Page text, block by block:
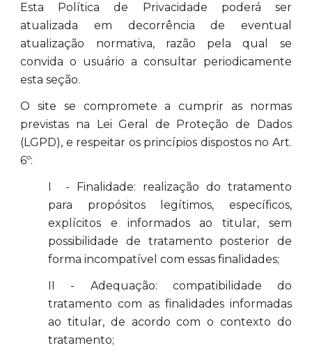
Esta Política de Privacidade poderá ser
atualizada em decorrência de eventual
atualização normativa, razão pela qual se
convida o usuário a consultar periodicamente
esta seção.
O site se compromete a cumprir as normas
previstas na Lei Geral de Proteção de Dados
(LGPD), e respeitar os princípios dispostos no Art.
6º:
I - Finalidade: realização do tratamento
para propósitos legítimos, específicos,
explícitos e informados ao titular, sem
possibilidade de tratamento posterior de
forma incompatível com essas finalidades;
II - Adequação: compatibilidade do
tratamento com as finalidades informadas
ao titular, de acordo com o contexto do
tratamento;